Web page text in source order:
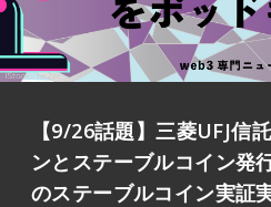
【9/26話題】三菱UFJ信
ンとステーブルコイン発
のステーブルコイン実証